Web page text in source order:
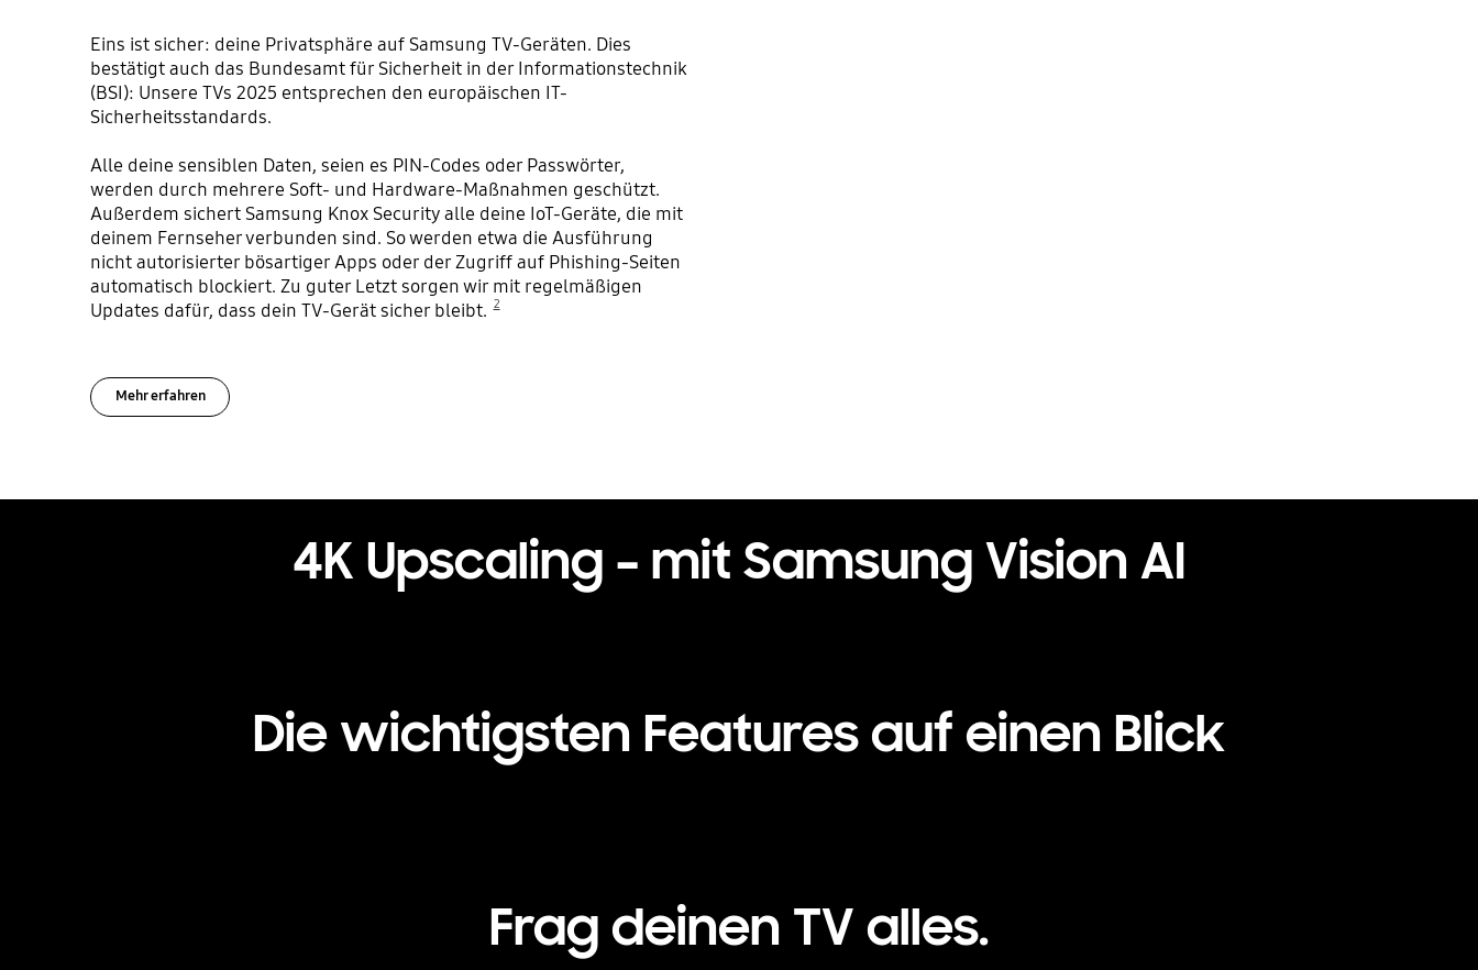
Eins ist sicher: deine Privatsphäre auf Samsung TV-Geräten. Dies
bestätigt auch das Bundesamt für Sicherheit in der Informationstechnik
(BSI): Unsere TVs 2025 entsprechen den europäischen IT-
Sicherheitsstandards.
Alle deine sensiblen Daten, seien es PIN-Codes oder Passwörter,
werden durch mehrere Soft- und Hardware-Maßnahmen geschützt.
Außerdem sichert Samsung Knox Security alle deine IoT-Geräte, die mit
deinem Fernseher verbunden sind. So werden etwa die Ausführung
nicht autorisierter bösartiger Apps oder der Zugriff auf Phishing-Seiten
automatisch blockiert. Zu guter Letzt sorgen wir mit regelmäßigen
Updates dafür, dass dein TV-Gerät sicher bleibt. 2
Mehr erfahren
4K Upscaling – mit Samsung Vision AI
Die wichtigsten Features auf einen Blick
Frag deinen TV alles.